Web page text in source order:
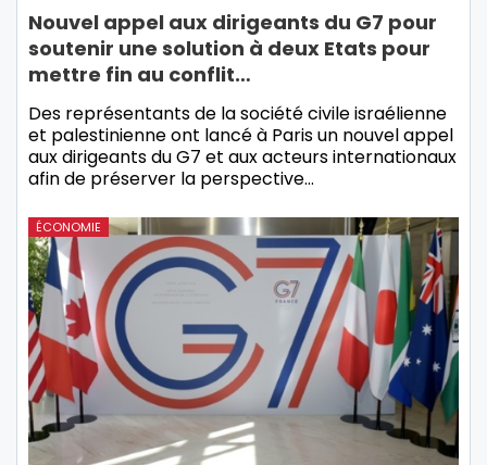
Nouvel appel aux dirigeants du G7 pour
soutenir une solution à deux Etats pour
mettre fin au conflit…
Des représentants de la société civile israélienne
et palestinienne ont lancé à Paris un nouvel appel
aux dirigeants du G7 et aux acteurs internationaux
afin de préserver la perspective…
ÉCONOMIE